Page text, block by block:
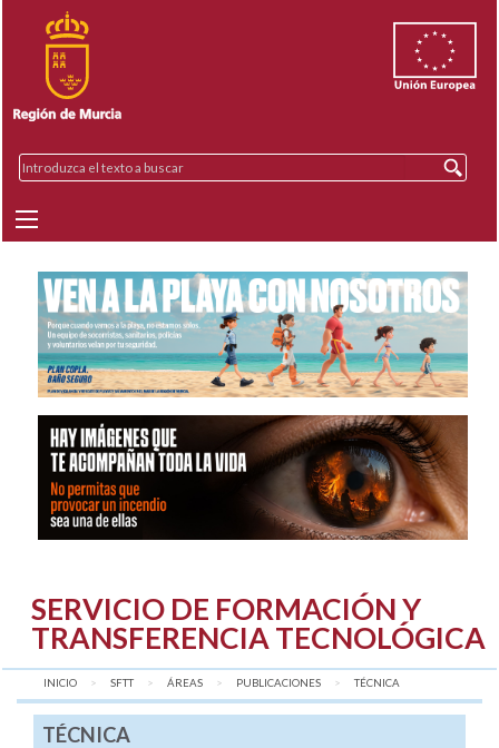
SERVICIO DE FORMACIÓN Y
TRANSFERENCIA TECNOLÓGICA
INICIO SFTT ÁREAS PUBLICACIONES AQUÍ:
TÉCNICA
TÉCNICA